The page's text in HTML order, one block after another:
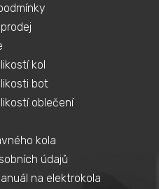
kol
bot
oblečení
kola
údajů
na elektrokola